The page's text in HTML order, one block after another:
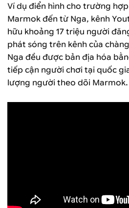
Ví dụ điển hình cho trường
Marmok đến từ Nga, kênh
hữu khoảng 17 triệu người
phát sóng trên kênh của
Nga đều được bản địa hóa
tiếp cận người chơi tại quốc
lượng người theo dõi Marmok.